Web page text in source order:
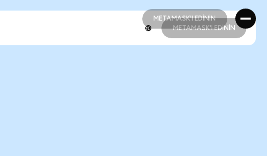
METAMASK'I EDİNİN
METAMASK'I EDİNİN
METAMASK'I EDİNİN